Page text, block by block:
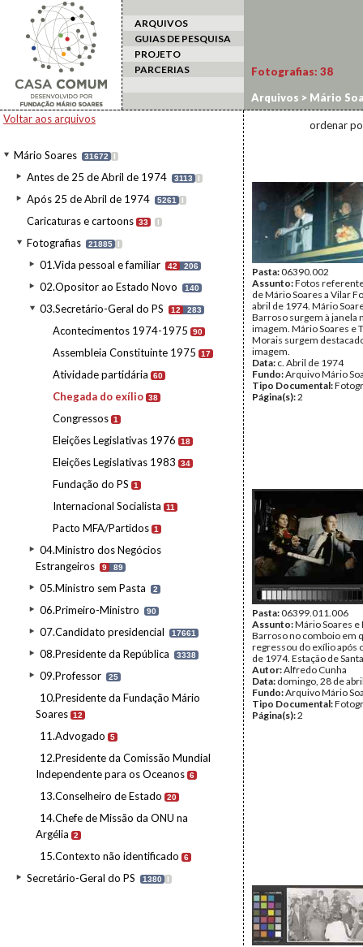
ARQUIVOS
GUIAS DE PESQUISA
PROJETO
PARCERIAS
Voltar aos arquivos
Mário Soares 31672 I
Antes de 25 de Abril de 1974 3113 I
Após 25 de Abril de 1974 5261 I
Caricaturas e cartoons 33 I
Fotografias 21885 I
01.Vida pessoal e familiar 42 206
02.Opositor ao Estado Novo 140
03.Secretário-Geral do PS 12 283
Acontecimentos 1974-1975 90
Assembleia Constituinte 1975 17
Atividade partidária 60
Chegada do exílio 38
Congressos 1
Eleições Legislativas 1976 18
Eleições Legislativas 1983 34
Fundação do PS 1
Internacional Socialista 11
Pacto MFA/Partidos 1
04.Ministro dos Negócios
Estrangeiros
9 89
05.Ministro sem Pasta 2
06.Primeiro-Ministro 90
07.Candidato presidencial 17661
08.Presidente da República 3338
09.Professor 25
10.Presidente da Fundação Mário
Soares 12
11.Advogado 5
12.Presidente da Comissão Mundial
Independente para os Oceanos 6
13.Conselheiro de Estado 20
14.Chefe de Missão da ONU na
Argélia
2
15.Contexto não identificado 6
Secretário-Geral do PS 1380 I
Fotografias: 38
Arquivos > Mário
ordenar
Pasta:06390.002
Assunto:Fotos
de Mário Soares a Vilar
abril de 1974. Mário
Barroso surgem à janela
imagem. Mário Soares e
Morais surgem
imagem.
Data: c. Abril de 1974
Fundo:Arquivo Mário
Tipo Documental:
Página(s):2
Pasta:06399.011.006
Assunto:Mário Soares e
Barroso no comboio em
regressou do exílio após
de 1974. Estação de
Autor:Alfredo Cunha
Data: domingo, 28 de
Fundo:Arquivo Mário
Tipo Documental:
Página(s):2